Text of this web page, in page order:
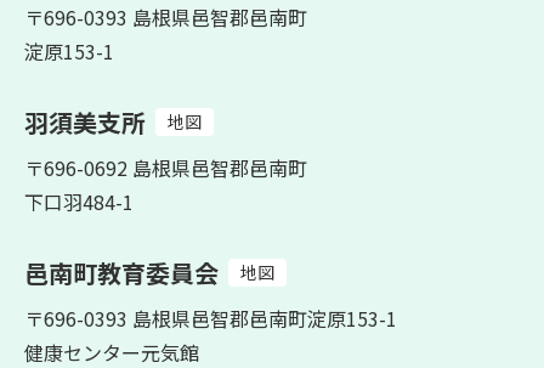
〒696-0393 島根県邑智郡邑南町
淀原153-1
羽須美支所 地図
〒696-0692 島根県邑智郡邑南町
下口羽484-1
邑南町教育委員会 地図
〒696-0393 島根県邑智郡邑南町淀原153-1
健康センター元気館